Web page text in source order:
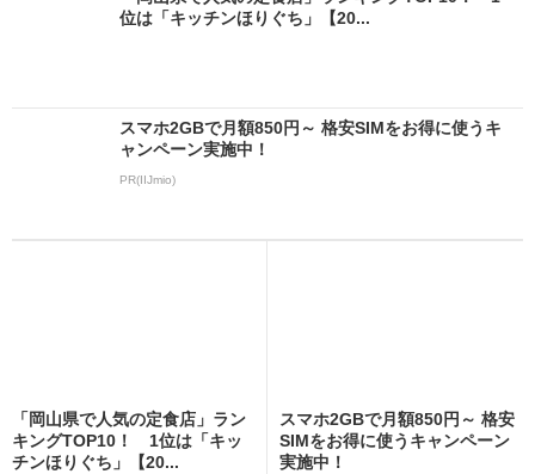
位は「キッチンほりぐち」【20...
スマホ2GBで月額850円～ 格安SIMをお得に使うキ
ャンペーン実施中！
PR(IIJmio)
「岡山県で人気の定食店」ラン
キングTOP10！ 1位は「キッ
チンほりぐち」【20...
スマホ2GBで月額850円～ 格安
SIMをお得に使うキャンペーン
実施中！